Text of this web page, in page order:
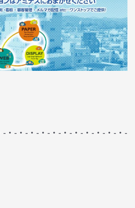
-・-・-・-・-・-・-・-・-・-・-・-